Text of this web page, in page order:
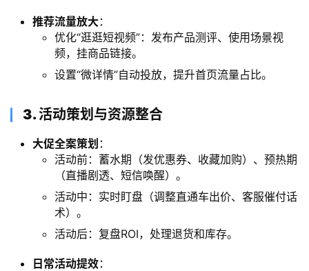
推荐流量放大：
优化“逛逛短视频”：发布产品测评、使用场景视
频，挂商品链接。
设置“微详情”自动投放，提升首页流量占比。
​3. 活动策划与资源整合
大促全案策划 ：
活动前：蓄水期（发优惠券、收藏加购）、预热期
（直播剧透、短信唤醒）。
活动中：实时盯盘（调整直通车出价、客服催付话
术）。
活动后：复盘ROI，处理退货和库存。
日常活动提效：